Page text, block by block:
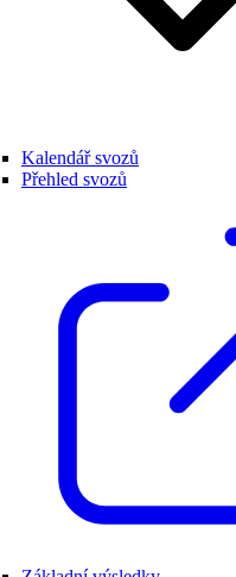
Kalendář svozů
Přehled svozů